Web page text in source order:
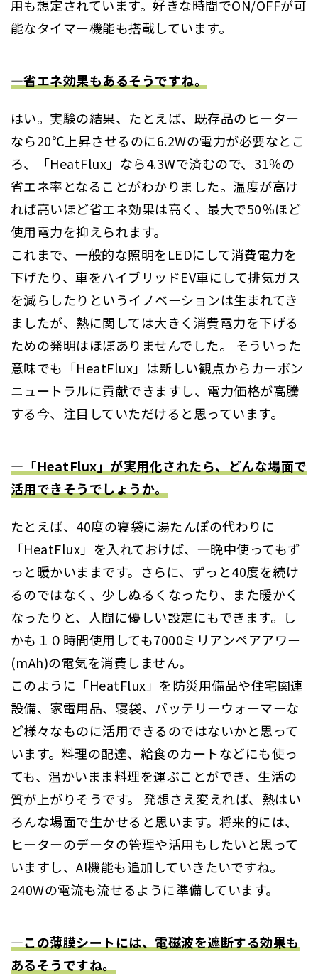
用も想定されています。好きな時間でON/OFFが可
能なタイマー機能も搭載しています。
―省エネ効果もあるそうですね。
はい。実験の結果、たとえば、既存品のヒーター
なら20℃上昇させるのに6.2Wの電力が必要なとこ
ろ、「HeatFlux」なら4.3Wで済むので、31％の
省エネ率となることがわかりました。温度が高け
れば高いほど省エネ効果は高く、最大で50％ほど
使用電力を抑えられます。
これまで、一般的な照明をLEDにして消費電力を
下げたり、車をハイブリッドEV車にして排気ガス
を減らしたりというイノベーションは生まれてき
ましたが、熱に関しては大きく消費電力を下げる
ための発明はほぼありませんでした。 そういった
意味でも「HeatFlux」は新しい観点からカーボン
ニュートラルに貢献できますし、電力価格が高騰
する今、注目していただけると思っています。
―「HeatFlux」が実用化されたら、どんな場面で
活用できそうでしょうか。
たとえば、40度の寝袋に湯たんぽの代わりに
「HeatFlux」を入れておけば、一晩中使ってもず
っと暖かいままです。さらに、ずっと40度を続け
るのではなく、少しぬるくなったり、また暖かく
なったりと、人間に優しい設定にもできます。し
かも１０時間使用しても7000ミリアンペアアワー
(mAh)の電気を消費しません。
このように「HeatFlux」を防災用備品や住宅関連
設備、家電用品、寝袋、バッテリーウォーマーな
ど様々なものに活用できるのではないかと思って
います。料理の配達、給食のカートなどにも使っ
ても、温かいまま料理を運ぶことができ、生活の
質が上がりそうです。 発想さえ変えれば、熱はい
ろんな場面で生かせると思います。将来的には、
ヒーターのデータの管理や活用もしたいと思って
いますし、AI機能も追加していきたいですね。
240Wの電流も流せるように準備しています。
―この薄膜シートには、電磁波を遮断する効果も
あるそうですね。